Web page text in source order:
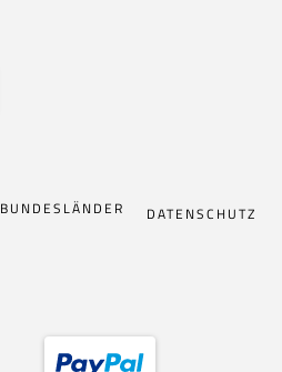
BUNDESLÄNDER
DATENSCHUTZ